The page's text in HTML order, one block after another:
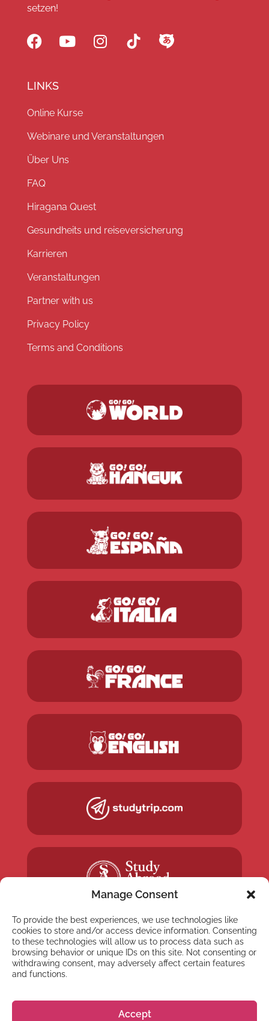
Manage Consent
To provide the best experiences, we use technologies like
cookies to store and/or access device information. Consenting
to these technologies will allow us to process data such as
browsing behavior or unique IDs on this site. Not consenting or
withdrawing consent, may adversely affect certain features
and functions.
Accept
setzen!
LINKS
Online Kurse
Webinare und Veranstaltungen
Über Uns
FAQ
Hiragana Quest
Gesundheits und reiseversicherung
Karrieren
Veranstaltungen
Partner with us
Privacy Policy
Terms and Conditions